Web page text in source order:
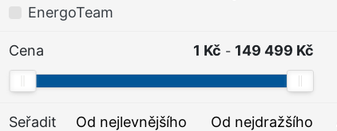
EnergoTeam
Cena 1 Kč - 149 499 Kč
Seřadit Od nejlevnějšího Od nejdražšího